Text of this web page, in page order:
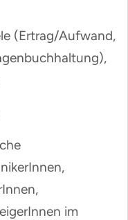
(Ertrag/Aufwand,
im